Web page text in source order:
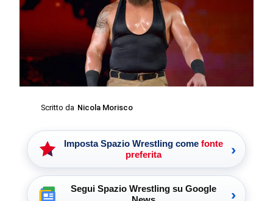
Scritto da Nicola Morisco
Imposta Spazio Wrestling come fonte
preferita
›
Segui Spazio Wrestling su Google
›